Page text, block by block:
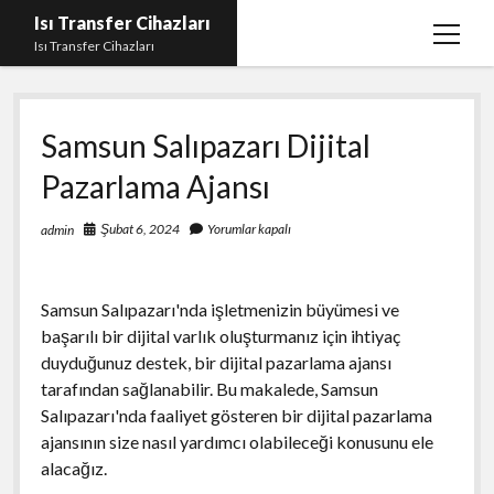
Isı Transfer Cihazları
Isı Transfer Cihazları
menüyü
Instagram Bayan Takipçi Yükseltme Hilesi Parasız
Instagram Beğeni Yükseltme Ücretsiz
instagram gizli hesap görme uygulaması
Liste
Youtube Yorum Hilesi Gerçek
Samsun Salıpazarı Dijital
Pazarlama Ajansı
admin Şubat 6, 2024 Yorumlar kapalı
Samsun Salıpazarı'nda işletmenizin büyümesi ve
başarılı bir dijital varlık oluşturmanız için ihtiyaç
duyduğunuz destek, bir dijital pazarlama ajansı
tarafından sağlanabilir. Bu makalede, Samsun
Salıpazarı'nda faaliyet gösteren bir dijital pazarlama
ajansının size nasıl yardımcı olabileceği konusunu ele
alacağız.